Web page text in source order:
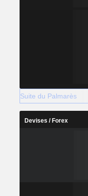
Suite du Palmarès
Devises / Forex